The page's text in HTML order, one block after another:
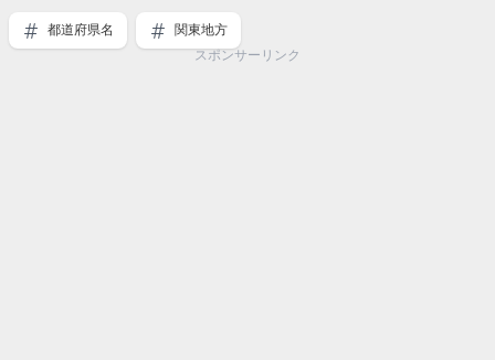
都道府県名
関東地方
スポンサーリンク